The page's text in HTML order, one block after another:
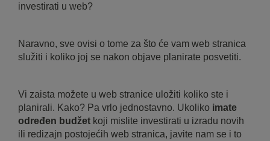
investirati u web?
Naravno, sve ovisi o tome za što će vam web stranica
služiti i koliko joj se nakon objave planirate posvetiti.
Vi zaista možete u web stranice uložiti koliko ste i
planirali. Kako? Pa vrlo jednostavno. Ukoliko imate
određen budžet koji mislite investirati u izradu novih
ili redizajn postojećih web stranica, javite nam se i to